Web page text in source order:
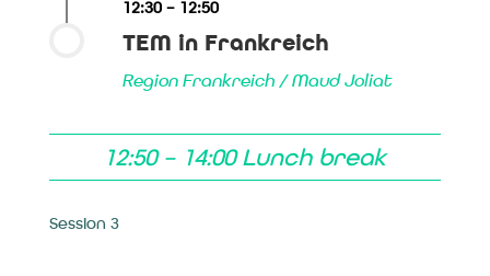
12:30 – 12:50
TEM in Frankreich
Region Frankreich / Maud Joliat
12:50 – 14:00 Lunch break
Session 3